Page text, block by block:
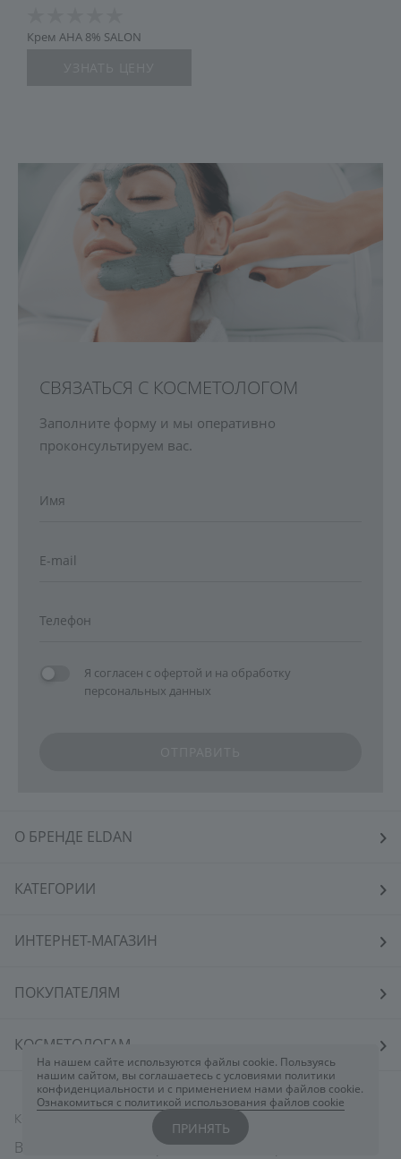
Крем AHA 8% SALON
СВЯЗАТЬСЯ С КОСМЕТОЛОГОМ
Заполните форму и мы оперативно
проконсультируем вас.
Я согласен с офертой и на обработку
персональных данных
На нашем сайте используются файлы cookie. Пользуясь
нашим сайтом, вы соглашаетесь с условиями политики
конфиденциальности и с применением нами файлов cookie.
Ознакомиться с политикой использования файлов cookie
ПРИНЯТЬ
О БРЕНДЕ ELDAN
КАТЕГОРИИ
ИНТЕРНЕТ-МАГАЗИН
ПОКУПАТЕЛЯМ
КОСМЕТОЛОГАМ
КОНТАКТЫ
Вы всегда можете обратиться к нам через